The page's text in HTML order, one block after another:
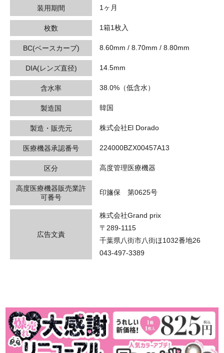
装用期間 1ヶ月
枚数 1箱1枚入
BC(ベースカーブ) 8.60mm / 8.70mm / 8.80mm
DIA(レンズ直径) 14.5mm
含水率 38.0%（低含水）
製造国 韓国
製造・販売元 株式会社El Dorado
医療機器承認番号 224000BZX00457A13
区分 高度管理医療機器
高度医療機器販売業許
可番号
印旛保 第0625号
広告文責
株式会社Grand prix
〒289-1115
千葉県八街市八街ほ1032番地26
043-497-3389